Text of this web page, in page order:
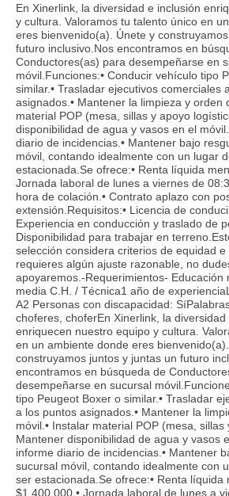
En Xinerlink, la diversidad e inclusión
y cultura. Valoramos tu talento único en
eres bienvenido(a). Únete y
futuro inclusivo.Nos encontramos en
Conductores(as) para desempeñarse en
móvil.Funciones:• Conducir vehículo tipo
similar.• Trasladar ejecutivos comerciales
asignados.• Mantener la limpieza y orden
material POP (mesa, sillas y apoyo
disponibilidad de agua y vasos en el
diario de incidencias.• Mantener bajo
móvil, contando idealmente con un lugar
estacionada.Se ofrece:• Renta líquida
Jornada laboral de lunes a viernes de
hora de colación.• Contrato aplazo con
extensión.Requisitos:• Licencia de
Experiencia en conducción y traslado de
Disponibilidad para trabajar en
selección considera criterios de equidad e
requieres algún ajuste razonable, no
apoyaremos.-Requerimientos- Educación
media C.H. / Técnica1 año de
A2 Personas con discapacidad:
choferes, choferEn Xinerlink, la diversidad
enriquecen nuestro equipo y cultura.
en un ambiente donde eres
construyamos juntos y juntas un futuro
encontramos en búsqueda de
desempeñarse en sucursal
tipo Peugeot Boxer o similar.• Trasladar
a los puntos asignados.• Mantener la
móvil.• Instalar material POP (mesa, sillas
Mantener disponibilidad de agua y vasos
informe diario de incidencias.• Mantener
sucursal móvil, contando idealmente con
ser estacionada.Se ofrece:• Renta líquida
$1.400.000.• Jornada laboral de lunes a